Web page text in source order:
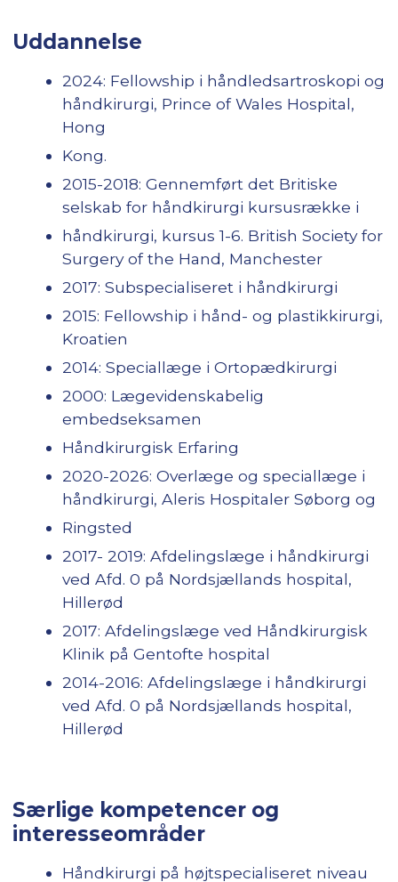
Uddannelse
2024: Fellowship i håndledsartroskopi og
håndkirurgi, Prince of Wales Hospital,
Hong
Kong.
2015-2018: Gennemført det Britiske
selskab for håndkirurgi kursusrække i
håndkirurgi, kursus 1-6. British Society for
Surgery of the Hand, Manchester
2017: Subspecialiseret i håndkirurgi
2015: Fellowship i hånd- og plastikkirurgi,
Kroatien
2014: Speciallæge i Ortopædkirurgi
2000: Lægevidenskabelig
embedseksamen
Håndkirurgisk Erfaring
2020-2026: Overlæge og speciallæge i
håndkirurgi, Aleris Hospitaler Søborg og
Ringsted
2017- 2019: Afdelingslæge i håndkirurgi
ved Afd. 0 på Nordsjællands hospital,
Hillerød
2017: Afdelingslæge ved Håndkirurgisk
Klinik på Gentofte hospital
2014-2016: Afdelingslæge i håndkirurgi
ved Afd. 0 på Nordsjællands hospital,
Hillerød
Særlige kompetencer og
interesseområder
Håndkirurgi på højtspecialiseret niveau